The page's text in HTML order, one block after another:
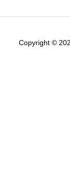
Copyright ©